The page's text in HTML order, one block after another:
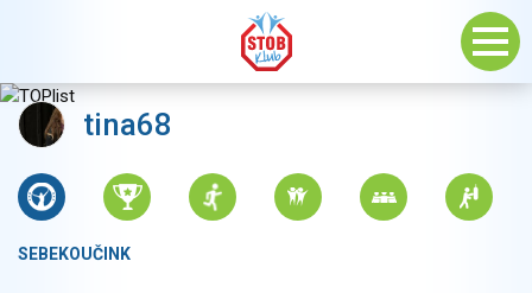
tina68
SEBEKOUČINK